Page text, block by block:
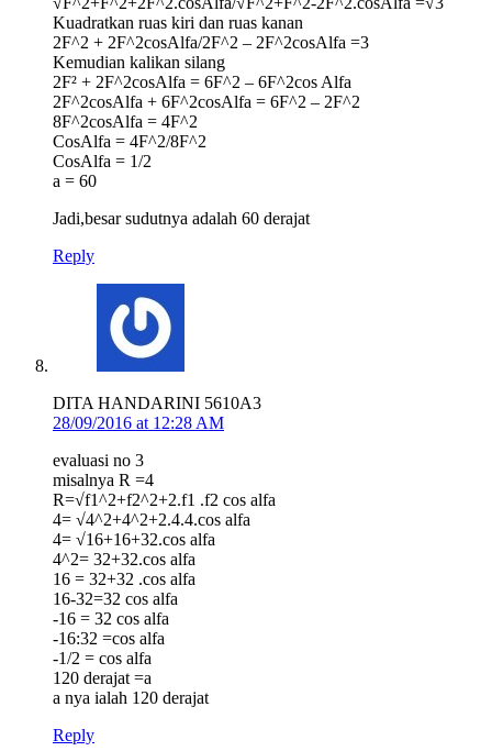
Kuadratkan ruas kiri dan ruas kanan
2F^2 + 2F^2cosAlfa/2F^2 – 2F^2cosAlfa =3
Kemudian kalikan silang
2F² + 2F^2cosAlfa = 6F^2 – 6F^2cos Alfa
2F^2cosAlfa + 6F^2cosAlfa = 6F^2 – 2F^2
8F^2cosAlfa = 4F^2
CosAlfa = 4F^2/8F^2
CosAlfa = 1/2
a = 60
Jadi,besar sudutnya adalah 60 derajat
Reply
DITA HANDARINI 5610A3
28/09/2016 at 12:28 AM
evaluasi no 3
misalnya R =4
R=√f1^2+f2^2+2.f1 .f2 cos⁡ alfa
4= √4^2+4^2+2.4.4.cos alfa
4= √16+16+32.cos alfa
4^2= 32+32.cos alfa
16 = 32+32 .cos alfa
16-32=32 cos alfa
-16 = 32 cos alfa
-16:32 =cos alfa
-1/2 = cos alfa
120 derajat =a
a nya ialah 120 derajat
Reply